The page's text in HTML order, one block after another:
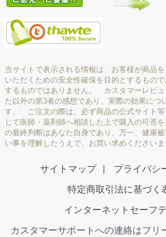
当サイトで表示される情報は、お客様が商品
いただくための安全性確保を目的とするもの
するものではありません。 カスタマーレビュ
た以外の第3者の感想であり、実際の効果につ
す。 ご注文の際は、必ず商品の公式サイト
じて医師・薬剤師へ相談した上で購入の可否
の最終判断はあなた自身であり、万一、健康
い事を理解したうえで、お買い求めくださいま
サイトマップ プライバシ
特定商取引法に基づく
インターネットセーフ
カスタマーサポートへの連絡はフリ